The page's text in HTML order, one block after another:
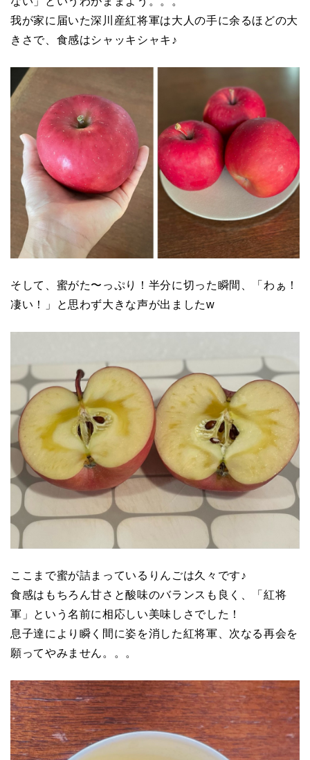
我が家に届いた深川産紅将軍は大人の手に余るほどの大
きさで、食感はシャッキシャキ♪
そして、蜜がた〜っぷり！半分に切った瞬間、「わぁ！
凄い！」と思わず大きな声が出ましたw
ここまで蜜が詰まっているりんごは久々です♪
食感はもちろん甘さと酸味のバランスも良く、「紅将
軍」という名前に相応しい美味しさでした！
息子達により瞬く間に姿を消した紅将軍、次なる再会を
願ってやみません。。。